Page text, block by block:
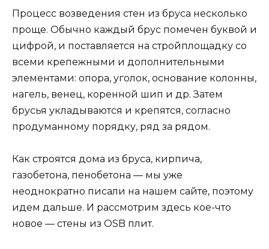
Процесс возведения стен из бруса несколько
проще. Обычно каждый брус помечен буквой и
цифрой, и поставляется на стройплощадку со
всеми крепежными и дополнительными
элементами: опора, уголок, основание колонны,
нагель, венец, коренной шип и др. Затем
брусья укладываются и крепятся, согласно
продуманному порядку, ряд за рядом.
Как строятся дома из бруса, кирпича,
газобетона, пенобетона — мы уже
неоднократно писали на нашем сайте, поэтому
идем дальше. И рассмотрим здесь кое-что
новое — стены из OSB плит.